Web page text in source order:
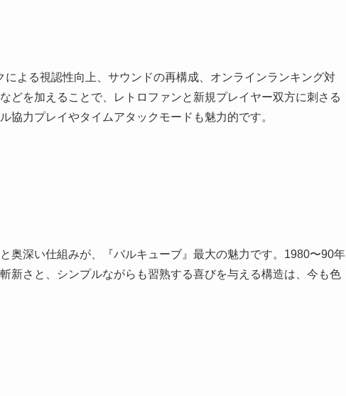
よる視認性向上、サウンドの再構成、オンラインランキング対
どを加えることで、レトロファンと新規プレイヤー双方に刺さる
協力プレイやタイムアタックモードも魅力的です。
奥深い仕組みが、『バルキューブ』最大の魅力です。1980〜90年
新さと、シンプルながらも習熟する喜びを与える構造は、今も色